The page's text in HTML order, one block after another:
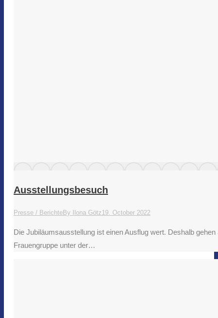
Ausstellungsbesuch
Presse / BerichteBy Ilona Götz19. October 2022
Die Jubiläumsausstellung ist einen Ausflug wert. Deshalb
Frauengruppe unter der…